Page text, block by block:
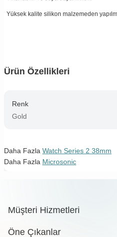
Yüksek kalite silikon malzemeden
Ürün Özellikleri
Renk
Gold
Daha Fazla Watch Series 2 38mm
Daha Fazla Microsonic
Müşteri Hizmetleri
Öne Çıkanlar